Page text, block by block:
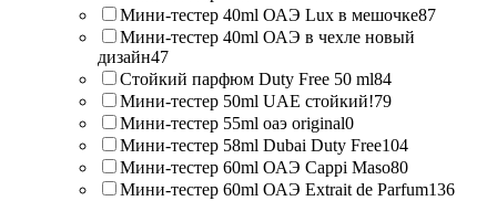
Мини-тестер 40ml ОАЭ Lux в мешочке87
Мини-тестер 40ml ОАЭ в чехле новый
дизайн47
Стойкий парфюм Duty Free 50 ml84
Мини-тестер 50ml UAE стойкий!79
Мини-тестер 55ml оаэ original0
Мини-тестер 58ml Dubai Duty Free104
Мини-тестер 60ml ОАЭ Cappi Maso80
Мини-тестер 60ml ОАЭ Extrait de Parfum136